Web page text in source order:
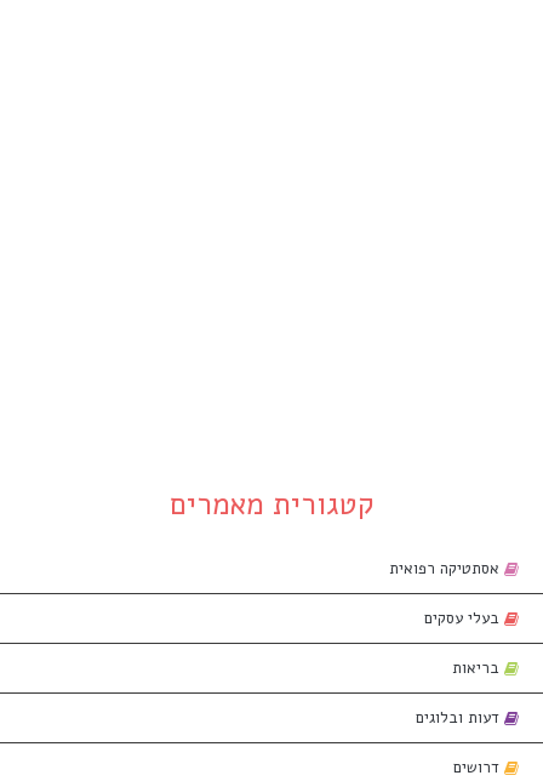
קטגורית מאמרים
אסתטיקה רפואית
בעלי עסקים
בריאות
דעות ובלוגים
דרושים